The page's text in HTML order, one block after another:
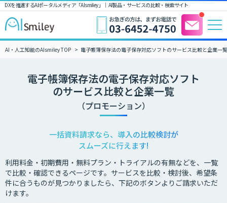
DXを推進するAIポータルメディア「AIsmiley」｜ AI製品・サービスの比較・検索サイト
AI・人工知能のAIsmiley TOP 電子帳簿保存法の電子保存対応ソフトのサービス比較と企業一
電子帳簿保存法の電子保存対応ソフト
のサービス比較と企業一覧
（プロモーション）
一括資料請求なら、導入の比較検討が
スムーズに行えます!
利用料金・初期費用・無料プラン・トライアルの有無などを、一覧
で比較・確認できるページです。サービスを比較・検討後、希望条
件に合うものが見つかりましたら、下記のボタンよりご請求いただ
けます。